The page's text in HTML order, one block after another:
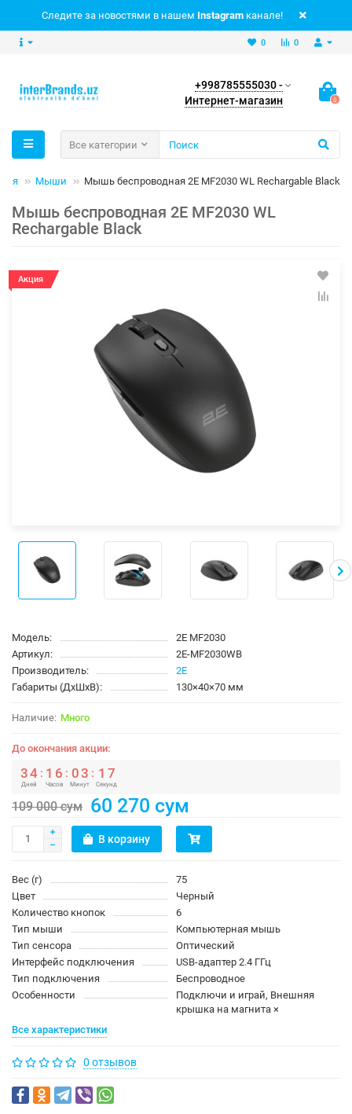
Следите за новостями в нашем Instagram канале!
0
0
+998785555030 -
Интернет-магазин
0
Все категории
Мыши Мышь беспроводная 2Е MF2030 WL Rechargable Black
Мышь беспроводная 2Е MF2030 WL
Rechargable Black
Акция
Модель:
2Е MF2030
Артикул:
2E-MF2030WB
Производитель:
2E
Габариты (ДхШхВ):
130×40×70 мм
Много
До окончания акции:
34
Дней
: 1 6
Часов
: 03
Минут
: 1 7
Секунд
109 000 сум 60 270 сум
В корзину
Вес (г)
75
Цвет
Черный
Количество кнопок
6
Тип мыши
Компьютерная мышь
Тип сенсора
Оптический
Интерфейс подключения
USB-адаптер 2.4 ГГц
Тип подключения
Беспроводное
Особенности
Подключи и играй, Внешняя
крышка на магнита ×
Все характеристики
0 отзывов